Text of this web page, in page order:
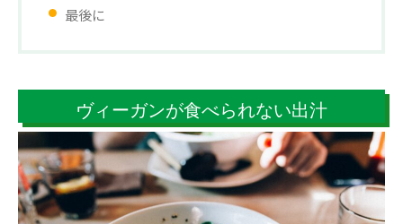
最後に
ヴィーガンが食べられない出汁